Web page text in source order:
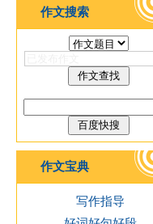
作文搜索
作文宝典
写作指导